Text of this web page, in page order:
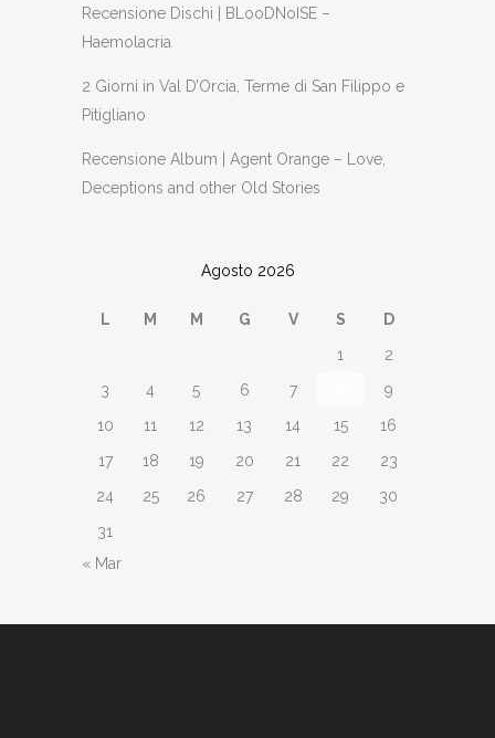
Recensione Dischi | BLooDNoISE –
Haemolacria
2 Giorni in Val D’Orcia, Terme di San Filippo e
Pitigliano
Recensione Album | Agent Orange – Love,
Deceptions and other Old Stories
Agosto 2026
L M M G V S
D
1
2
3
4 5 6 7
9
10
11 12 13 14 15
16
17
18 19 20 21 22
23
24
25 26 27 28 29
30
31
« Mar